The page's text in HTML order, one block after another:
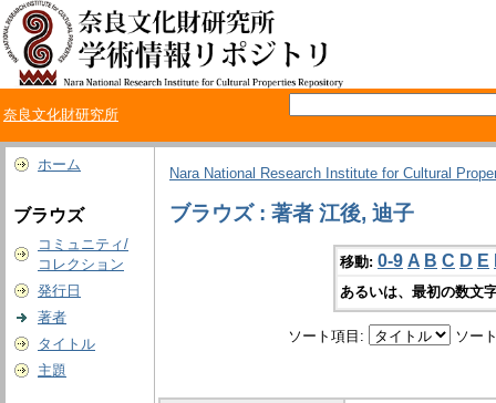
奈良文化財研究所
ホーム
ブラウズ
コミュニティ/
コレクション
発行日
著者
タイトル
主題
Nara National Research Institute for Cultural
ブラウズ : 著者 江後, 迪子
移動: 0-9 A B C D E
あるいは、最初の数文
ソート項目: ソー